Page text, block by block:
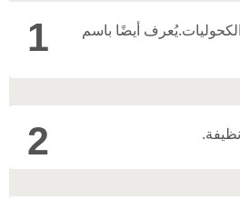
1
يُعرف أيضًا باسم
2